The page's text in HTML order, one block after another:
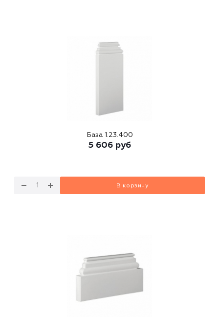
База 1.23.400
5 606руб
В корзину